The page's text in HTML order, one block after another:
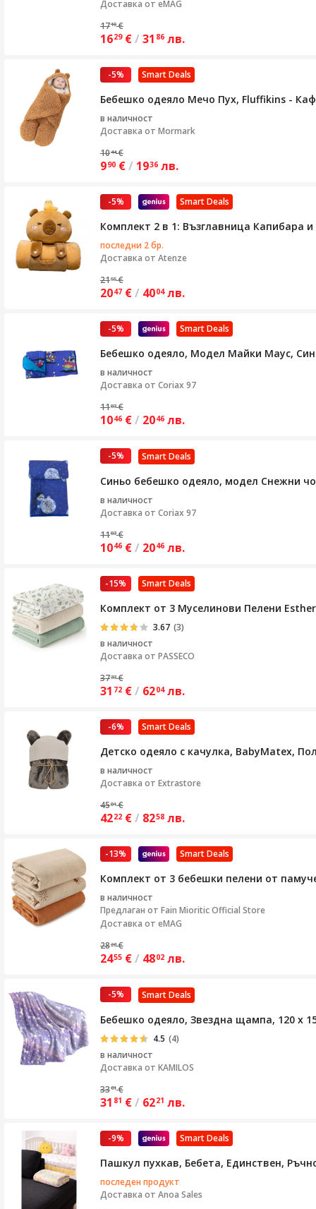
Доставка от eMAG
1710 €
1629 €/ 31 86 лв.
Smart Deals
-5%
Бебешко одеяло Мечо Пух, Fluffikins -
в наличност
Доставка от Mormark
1044 €
990 €/ 1936 лв.
Smart Deals
-5%
Комплект 2 в 1: Възглавница Капибара
последни 2 бр.
Доставка от Atenze
2155 €
2047 €/ 4004 лв.
Smart Deals
-5%
Бебешко одеяло, Модел Майки Маус, Син
в наличност
Доставка от Coriax 97
1103 €
1046 €/ 2046 лв.
Smart Deals
-5%
Синьо бебешко одеяло, модел Снежни
в наличност
Доставка от Coriax 97
1103 €
1046 €/ 2046 лв.
Smart Deals
-15%
Комплект от 3 Муселинови Пелени
3.67 (3)
в наличност
Доставка от PASSECO
3733 €
31 72 €/ 6204 лв.
Smart Deals
-6%
Детско одеяло с качулка, BabyMatex,
в наличност
Доставка от Extrastore
4501 €
4222 €/ 8258 лв.
Smart Deals
-13%
Комплект от 3 бебешки пелени от
в наличност
Предлаган от Fain Mioritic Official Store
Доставка от eMAG
2828 €
2455 €/ 4802 лв.
Smart Deals
-5%
Бебешко одеяло, Звездна щампа, 120 х
4.5 (4)
в наличност
Доставка от KAMILOS
3381 €
31 81 €/ 6221 лв.
Smart Deals
-9%
Пашкул пухкав, Бебета, Единствен,
последен продукт
Доставка от Anoa Sales